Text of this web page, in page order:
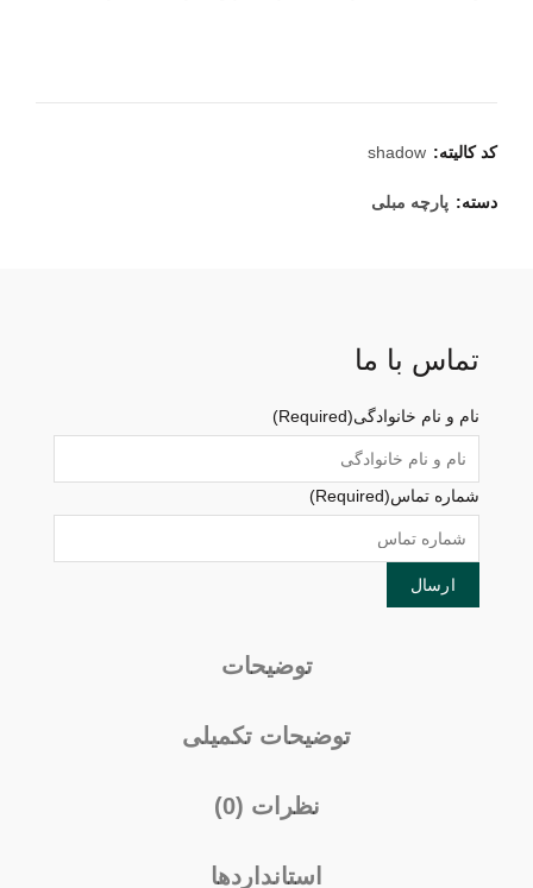
کد کالیته: shadow
دسته: پارچه مبلی
تماس با ما
نام و نام خانوادگی(Required)
شماره تماس(Required)
توضیحات
توضیحات تکمیلی
نظرات (0)
استانداردها